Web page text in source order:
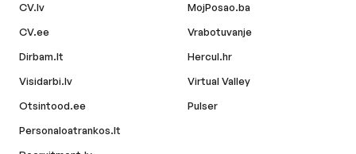
CV.lv
CV.ee
Dirbam.lt
Visidarbi.lv
Otsintood.ee
Personaloatrankos.lt
MojPosao.ba
Vrabotuvanje
Hercul.hr
Virtual Valley
Pulser